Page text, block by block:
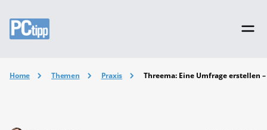
Home Themen Praxis Threema: Eine Umfrage erstellen